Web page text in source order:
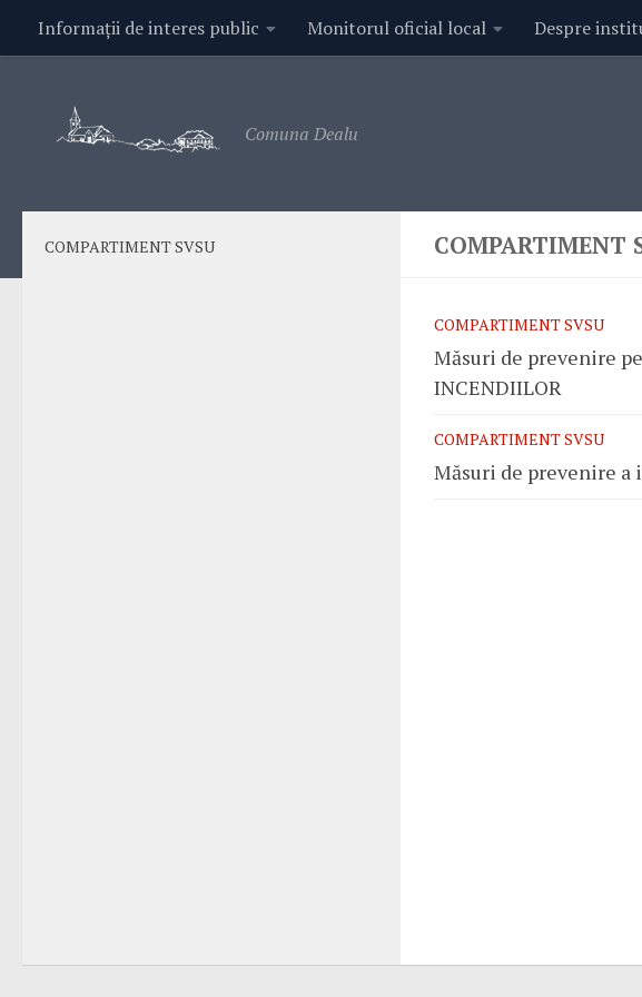
Informații de interes public Monitorul oficial local Despre
Comuna Dealu
COMPARTIMENT
COMPARTIMENT SVSU
Măsuri de prevenire
INCENDIILOR
COMPARTIMENT SVSU
Măsuri de prevenire
COMPARTIMENT SVSU